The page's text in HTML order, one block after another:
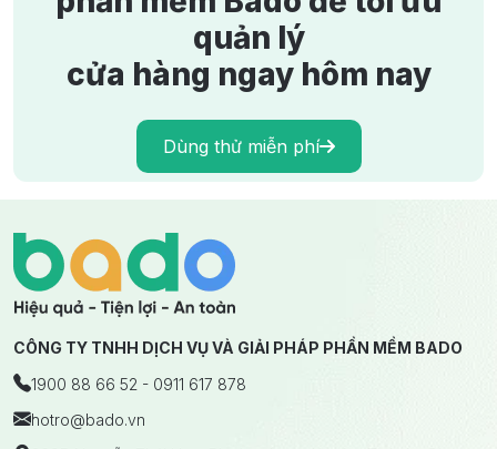
quản lý
cửa hàng ngay hôm nay
Dùng thử miễn phí
CÔNG TY TNHH DỊCH VỤ VÀ GIẢI PHÁP PHẦN MỀM BADO
1900 88 66 52 - 0911 617 878
hotro@bado.vn